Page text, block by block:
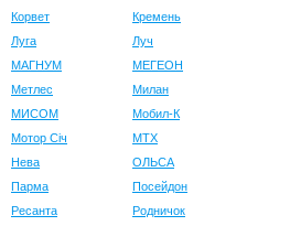
Корвет
Кремень
Луга
Луч
МАГНУМ
МЕГЕОН
Метлес
Милан
МИСОМ
Мобил-К
Мотор Сiч
МТХ
Нева
ОЛЬСА
Парма
Посейдон
Ресанта
Родничок